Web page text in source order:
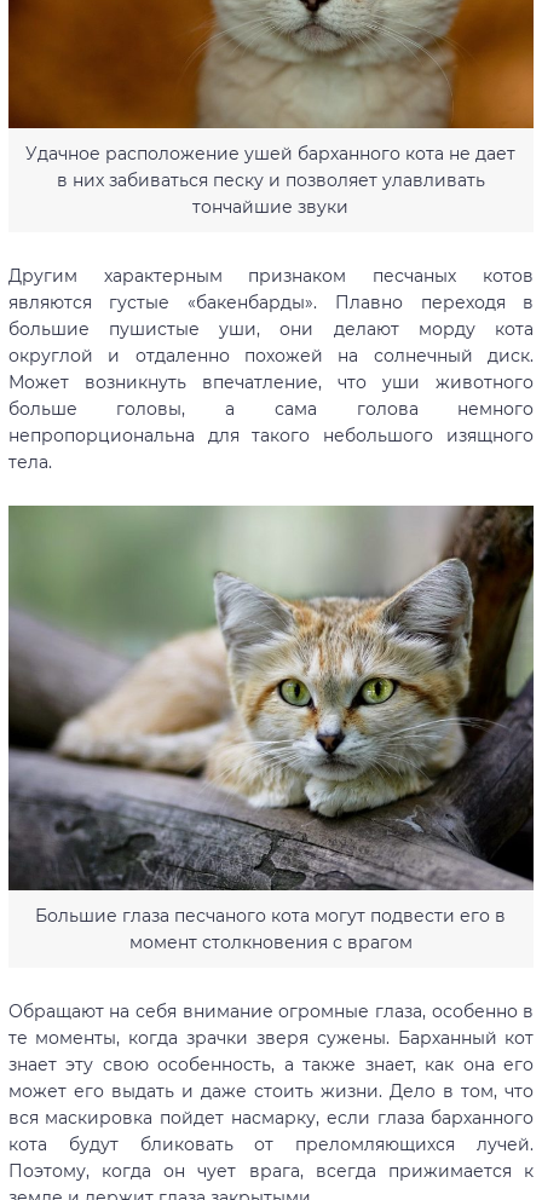
Удачное расположение ушей барханного кота не дает
в них забиваться песку и позволяет улавливать
тончайшие звуки
Другим характерным признаком песчаных котов
являются густые «бакенбарды». Плавно переходя в
большие пушистые уши, они делают морду кота
округлой и отдаленно похожей на солнечный диск.
Может возникнуть впечатление, что уши животного
больше головы, а сама голова немного
непропорциональна для такого небольшого изящного
тела.
Большие глаза песчаного кота могут подвести его в
момент столкновения с врагом
Обращают на себя внимание огромные глаза, особенно в
те моменты, когда зрачки зверя сужены. Барханный кот
знает эту свою особенность, а также знает, как она его
может его выдать и даже стоить жизни. Дело в том, что
вся маскировка пойдет насмарку, если глаза барханного
кота будут бликовать от преломляющихся лучей.
Поэтому, когда он чует врага, всегда прижимается к